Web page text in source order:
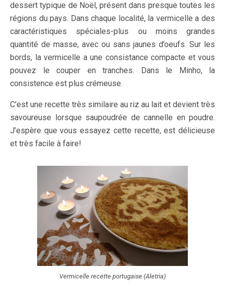
dessert typique de Noël, présent dans presque toutes les
régions du pays. Dans chaque localité, la vermicelle a des
caractéristiques spéciales-plus ou moins grandes
quantité de masse, avec ou sans jaunes d’oeufs. Sur les
bords, la vermicelle a une consistance compacte et vous
pouvez le couper en tranches. Dans le Minho, la
consistence est plus crémeuse.
C’est une recette très similaire au riz au lait et devient très
savoureuse lorsque saupoudrée de cannelle en poudre.
J’espère que vous essayez cette recette, est délicieuse
et très facile à faire!
Vermicelle recette portugaise (Aletria)